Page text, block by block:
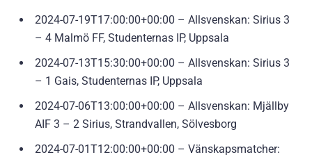
2024-07-19T17:00:00+00:00 – Allsvenskan: Sirius 3
– 4 Malmö FF, Studenternas IP, Uppsala
2024-07-13T15:30:00+00:00 – Allsvenskan: Sirius 3
– 1 Gais, Studenternas IP, Uppsala
2024-07-06T13:00:00+00:00 – Allsvenskan: Mjällby
AIF 3 – 2 Sirius, Strandvallen, Sölvesborg
2024-07-01T12:00:00+00:00 – Vänskapsmatcher: